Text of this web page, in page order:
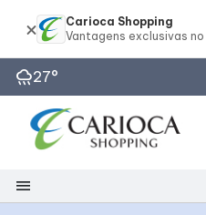
rainy27°
Horários de Funcionamento
Restaurantes
Segunda a Sábado: 10h às 22h
menu
Carioca Shopping